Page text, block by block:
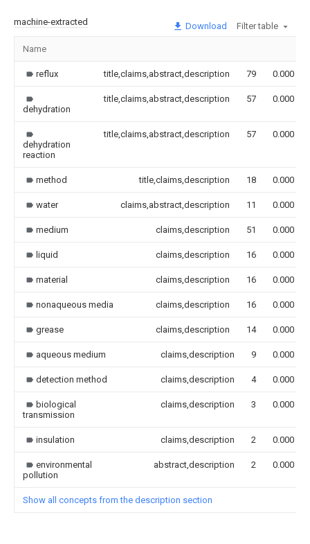
machine-extracted Download Filter table
Name
reflux title,claims,abstract,description 79 0.000
dehydration
title,claims,abstract,description 57 0.000
dehydration
reaction
title,claims,abstract,description 57 0.000
method title,claims,description 18 0.000
water claims,abstract,description 11 0.000
medium claims,description 51 0.000
liquid claims,description 16 0.000
material claims,description 16 0.000
nonaqueous media claims,description 16 0.000
grease claims,description 14 0.000
aqueous medium claims,description 9 0.000
detection method claims,description 4 0.000
biological
transmission
claims,description 3 0.000
insulation claims,description 2 0.000
environmental
pollution
abstract,description 2 0.000
Show all concepts from the description section